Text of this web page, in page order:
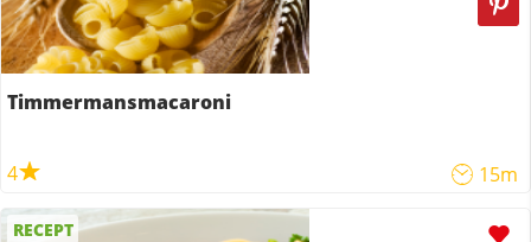
Timmermansmacaroni
4 15m
RECEPT